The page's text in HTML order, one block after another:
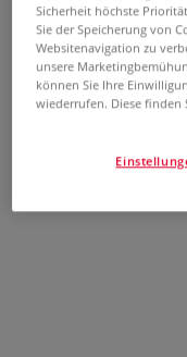
Gießform
Die Gießform
hervorragend für
Sicherheit höchste
Sie der Speicherung von
Websitenavigation zu
unsere
können Sie Ihre
wiederrufen. Diese finden